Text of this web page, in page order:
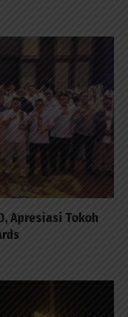
Apresiasi Tokoh